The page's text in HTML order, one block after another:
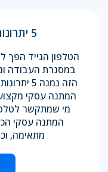
5 יתרונות לג'ינגל עסקי בנייד
הטלפון הנייד הפך
במסגרת העבודה
הזה
המתנה עסקי
מי שמתקשר
המתנה עסקי
מתאימה,